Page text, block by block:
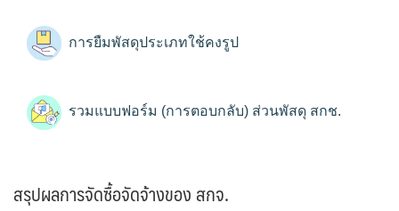
การยืมพัสดุประเภทใช้คงรูป
รวมแบบฟอร์ม (การตอบกลับ) ส่วนพัสดุ สกช.
สรุปผลการจัดซื้อจัดจ้างของ สกจ.